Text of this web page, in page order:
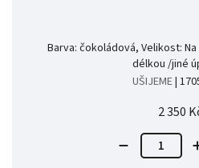
Barva: čokoládová, Velikost:
délkou /jiné
UŠIJEME|
2 350